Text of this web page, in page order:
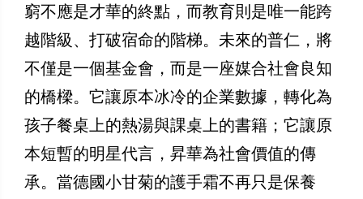
窮不應是才華的終點，而教育則是唯一能跨
越階級、打破宿命的階梯。未來的普仁，將
不僅是一個基金會，而是一座媒合社會良知
的橋樑。它讓原本冰冷的企業數據，轉化為
孩子餐桌上的熱湯與課桌上的書籍；它讓原
本短暫的明星代言，昇華為社會價值的傳
承。當德國小甘菊的護手霜不再只是保養